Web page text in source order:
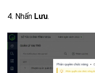
4. Nhấn Lưu.